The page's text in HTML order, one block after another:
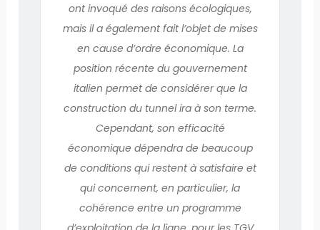
ont invoqué des raisons écologiques,
mais il a également fait l’objet de mises
en cause d’ordre économique. La
position récente du gouvernement
italien permet de considérer que la
construction du tunnel ira à son terme.
Cependant, son efficacité
économique dépendra de beaucoup
de conditions qui restent à satisfaire et
qui concernent, en particulier, la
cohérence entre un programme